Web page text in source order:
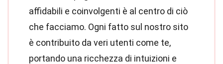
affidabili e coinvolgenti è al centro di ciò
che facciamo. Ogni fatto sul nostro sito
è contribuito da veri utenti come te,
portando una ricchezza di intuizioni e